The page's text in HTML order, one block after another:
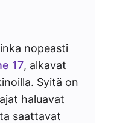
nopeasti
17, alkavat
Syitä on
haluavat
saattavat